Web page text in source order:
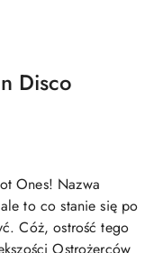
Disco
Ones! Nazwa
to co stanie się po
Cóż, ostrość tego
Ostrożerców